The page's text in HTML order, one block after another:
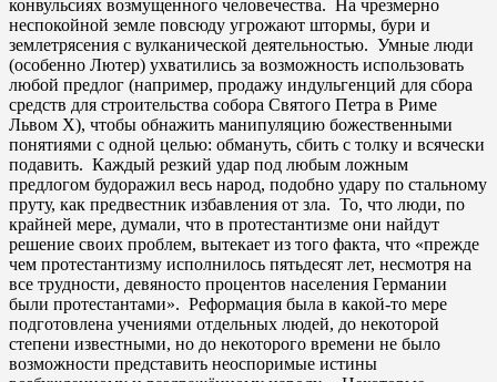
конвульсиях возмущенного человечества. На чрезмерно
неспокойной земле повсюду угрожают штормы, бури и
землетрясения с вулканической деятельностью. Умные люди
(особенно Лютер) ухватились за возможность использовать
любой предлог (например, продажу индульгенций для сбора
средств для строительства собора Святого Петра в Риме
Львом X), чтобы обнажить манипуляцию божественными
понятиями с одной целью: обмануть, сбить с толку и всячески
подавить. Каждый резкий удар под любым ложным
предлогом будоражил весь народ, подобно удару по стальному
пруту, как предвестник избавления от зла. То, что люди, по
крайней мере, думали, что в протестантизме они найдут
решение своих проблем, вытекает из того факта, что «прежде
чем протестантизму исполнилось пятьдесят лет, несмотря на
все трудности, девяносто процентов населения Германии
были протестантами». Реформация была в какой-то мере
подготовлена ​​учениями отдельных людей, до некоторой
степени известными, но до некоторого времени не было
возможности представить неоспоримые истины